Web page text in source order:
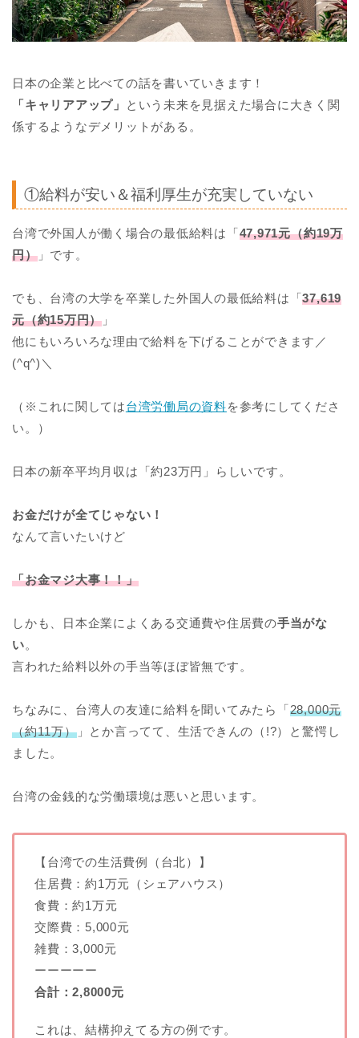
日本の企業と比べての話を書いていきます！
「キャリアアップ」
という未来を見据えた場合に大きく関
係するようなデメリットがある。
①給料が安い＆福利厚生が充実していない
台湾で外国人が働く場合の最低給料は「47,971元（約19万
円）」です。
でも、台湾の大学を卒業した外国人の最低給料は「37,619
元（約15万円） 」
他にもいろいろな理由で給料を下げることができます／
(^q^)＼
（※これに関しては台湾労働局の資料を参考にしてくださ
い。）
日本の新卒平均月収は「約23万円」らしいです。
お金だけが全てじゃない！
なんて言いたいけど
「お金マジ大事！！」
しかも、日本企業によくある交通費や住居費の手当がな
い。
言われた給料以外の手当等ほぼ皆無です。
ちなみに、台湾人の友達に給料を聞いてみたら「28,000元
（約11万）」とか言ってて、生活できんの（!?）と驚愕し
ました。
台湾の金銭的な労働環境は悪いと思います。
【台湾での生活費例（台北）】
住居費：約1万元（シェアハウス）
食費：約1万元
交際費：5,000元
雑費：3,000元
ーーーーー
合計：2,8000元
これは、結構抑えてる方の例です。